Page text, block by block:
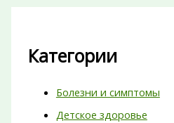
Категории
Болезни и симптомы
Детское здоровье